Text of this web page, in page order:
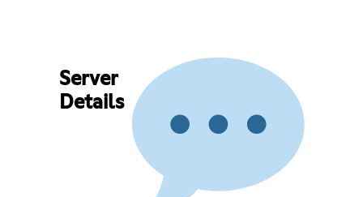
Server
Details